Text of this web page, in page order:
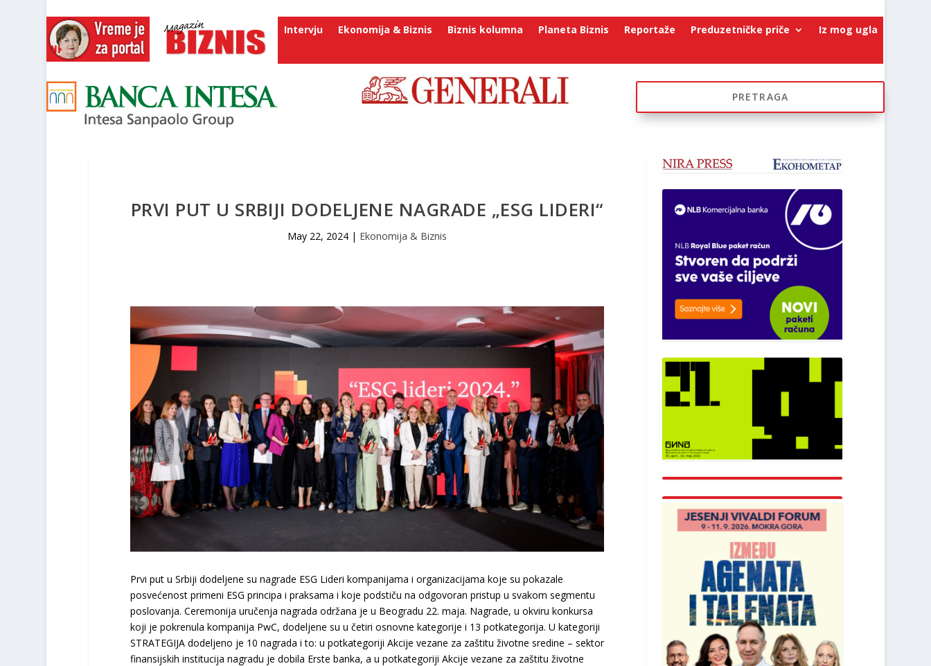
Intervju Ekonomija & Biznis Biznis kolumna Planeta Biznis Reportaže Preduzetničke priče Iz mog ugla
PRVI PUT U SRBIJI DODELJENE NAGRADE „ESG LIDERI“
May 22, 2024| Ekonomija & Biznis
Prvi put u Srbiji dodeljene su nagrade ESG Lideri kompanijama i organizacijama koje su pokazale
posvećenost primeni ESG principa i praksama i koje podstiču na odgovoran pristup u svakom segmentu
poslovanja. Ceremonija uručenja nagrada održana je u Beogradu 22. maja. Nagrade, u okviru konkursa
koji je pokrenula kompanija PwC, dodeljene su u četiri osnovne kategorije i 13 potkategorija. U kategoriji
STRATEGIJA dodeljeno je 10 nagrada i to: u potkategoriji Akcije vezane za zaštitu životne sredine – sektor
finansijskih institucija nagradu je dobila Erste banka, a u potkategoriji Akcije vezane za zaštitu životne